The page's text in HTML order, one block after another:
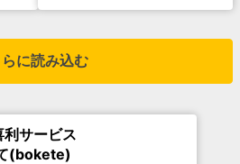
らに読み込む
サービス
(bokete)